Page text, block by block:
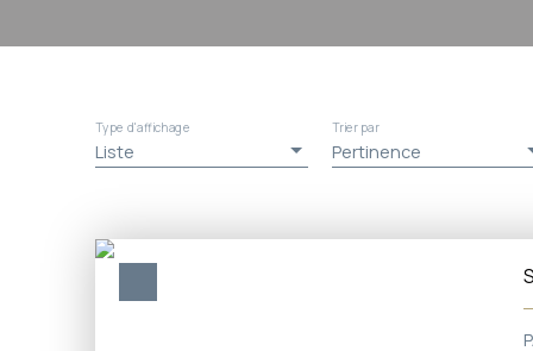
Liste
Type d'affichage
Pertinence
Trier par